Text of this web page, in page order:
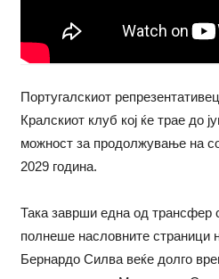
Португалскиот
Кралскиот клуб кој ќе трае до
можност за продолжување на
2029 година.
Така заврши една од трансфер
полнеше насловните страници
Бернардо Силва веќе долго